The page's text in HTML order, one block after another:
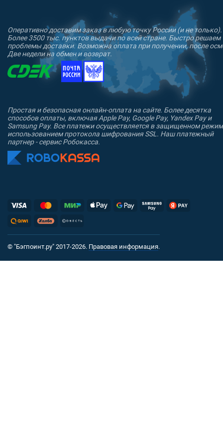
Оперативно доставим заказ в любую точку России (и не только).
Более 3500 тыс. пунктов выдачи по всей стране. Быстро решаем
проблемы доставки. Возможна оплата при получении, после
Две недели на обмен и возврат.
Простая и безопасная онлайн-оплата на сайте. Более десятка
способов оплаты, включая Apple Pay, Google Pay, Yandex Pay и
Samsung Pay. Все платежи осуществляется в защищенном
использованием протокола шифрования SSL. Наш платежный
партнер - сервис Робокасса.
© "Бэгпоинт.ру" 2017-2026. Правовая информация.